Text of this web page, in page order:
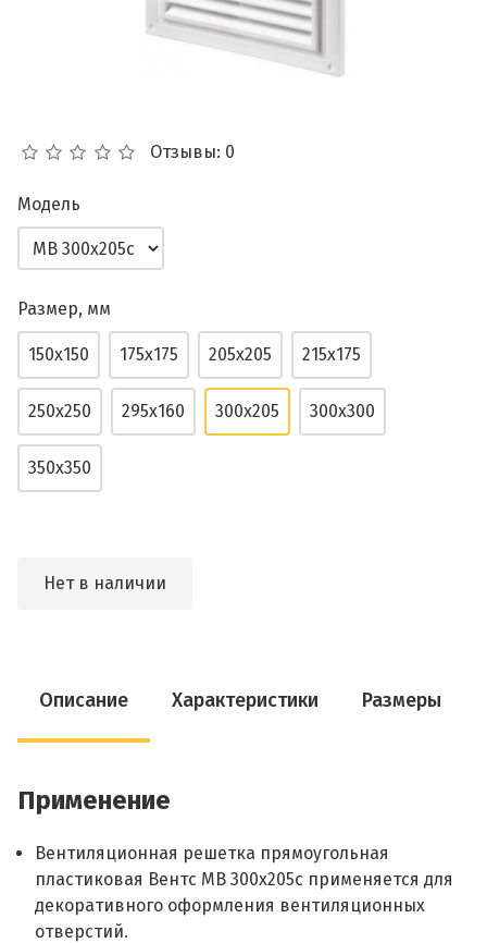
Отзывы: 0
Модель
Размер, мм
150х150 175х175 205х205 215х175
250х250 295х160 300х205 300х300
350х350
Нет в наличии
Описание Характеристики Размеры
Применение
Вентиляционная решетка прямоугольная
пластиковая Вентс МВ 300х205с применяется для
декоративного оформления вентиляционных
отверстий.